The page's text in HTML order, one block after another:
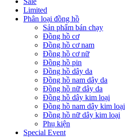
Limited
Phân loại đồng hồ
Sản phẩm bán chạy
Đồng hồ cơ
Đồng hồ cơ nam
Đồng hồ cơ nữ
Đồng hồ pin
Đồng hồ dây da
Đồng hồ nam dây da
Đồng hồ nữ dây da
Đồng hồ dây kim loại
Đồng hồ nam dây kim loại
Đồng hồ nữ dây kim loại
Phụ kiện
Special Event